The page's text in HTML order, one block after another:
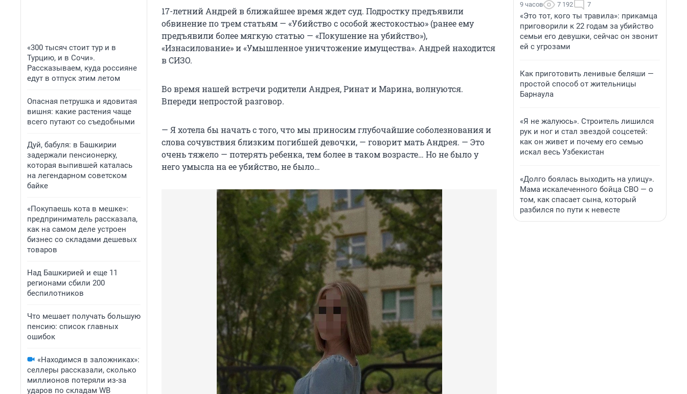
«300 тысяч стоит тур и в
Турцию, и в Сочи».
Рассказываем, куда россияне
едут в отпуск этим летом
Опасная петрушка и ядовитая
вишня: какие растения чаще
всего путают со съедобными
Дуй, бабуля: в Башкирии
задержали пенсионерку,
которая выпившей каталась
на легендарном советском
байке
«Покупаешь кота в мешке»:
предприниматель рассказала,
как на самом деле устроен
бизнес со складами дешевых
товаров
Над Башкирией и еще 11
регионами сбили 200
беспилотников
Что мешает получать большую
пенсию: список главных
ошибок
«Находимся в заложниках»:
селлеры рассказали, сколько
миллионов потеряли из-за
ударов по складам WB
17-летний Андрей в ближайшее время ждет суд. Подростку предъявили
обвинение по трем статьям — «Убийство с особой жестокостью» (ранее ему
предъявили более мягкую статью — «Покушение на убийство»),
«Изнасилование» и «Умышленное уничтожение имущества». Андрей находится
в СИЗО.
Во время нашей встречи родители Андрея, Ринат и Марина, волнуются.
Впереди непростой разговор.
— Я хотела бы начать с того, что мы приносим глубочайшие соболезнования и
слова сочувствия близким погибшей девочки, — говорит мать Андрея. — Это
очень тяжело — потерять ребенка, тем более в таком возрасте… Но не было у
него умысла на ее убийство, не было…
9 часов 7 192 7
«Это тот, кого ты травила»: прикамца
приговорили к 22 годам за убийство
семьи его девушки, сейчас он звонит
ей с угрозами
Как приготовить ленивые беляши —
простой способ от жительницы
Барнаула
«Я не жалуюсь». Строитель лишился
рук и ног и стал звездой соцсетей:
как он живет и почему его семью
искал весь Узбекистан
«Долго боялась выходить на улицу».
Мама искалеченного бойца СВО — о
том, как спасает сына, который
разбился по пути к невесте